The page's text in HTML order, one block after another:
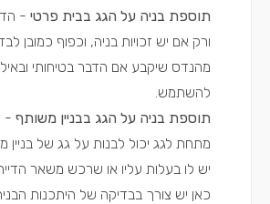
תוספת בניה על הגג בבית פרטי -
ורק אם יש זכויות בניה, וכפוף כמובן
מהנדס שיקבע אם הדבר בטיחותי
להשתמש.
תוספת בניה על הגג בבניין משותף -
מתחת לגג יכול לבנות על גג של
יש לו בעלות עליו או שרכש משאר
כאן יש צורך בבדיקה של היתכנות